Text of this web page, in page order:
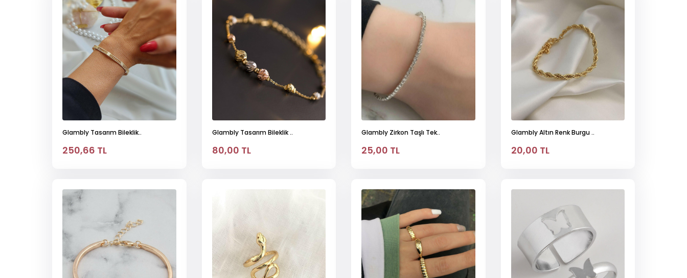
Glambly Tasarım Bileklik..
250,66 TL
Glambly Tasarım Bileklik ..
80,00 TL
Glambly Zirkon Taşlı Tek..
25,00 TL
Glambly Altın Renk Burgu ..
20,00 TL